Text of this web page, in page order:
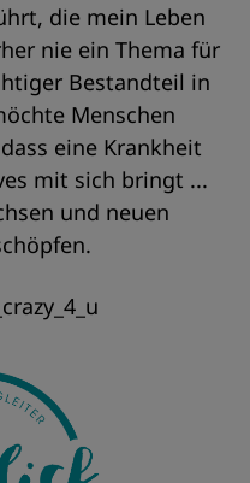
die mein Leben
nie ein Thema für
Bestandteil in
Menschen
eine Krankheit
mit sich bringt ...
und neuen